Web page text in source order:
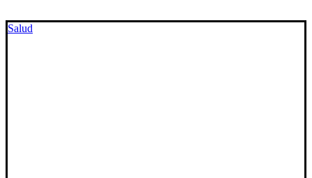
Salud